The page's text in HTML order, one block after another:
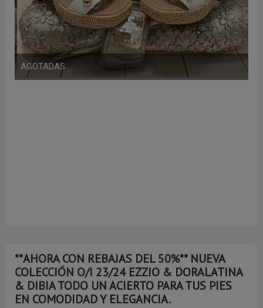
AGOTADAS
**AHORA CON REBAJAS DEL 50%** NUEVA
COLECCIÓN O/I 23/24 EZZIO & DORALATINA
& DIBIA TODO UN ACIERTO PARA TUS PIES
EN COMODIDAD Y ELEGANCIA.